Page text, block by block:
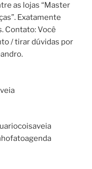
as lojas “Master
Exatamente
Contato: Você
/ tirar dúvidas por